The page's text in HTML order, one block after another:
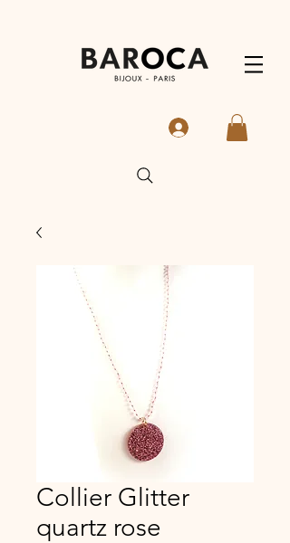
Collier Glitter
quartz rose